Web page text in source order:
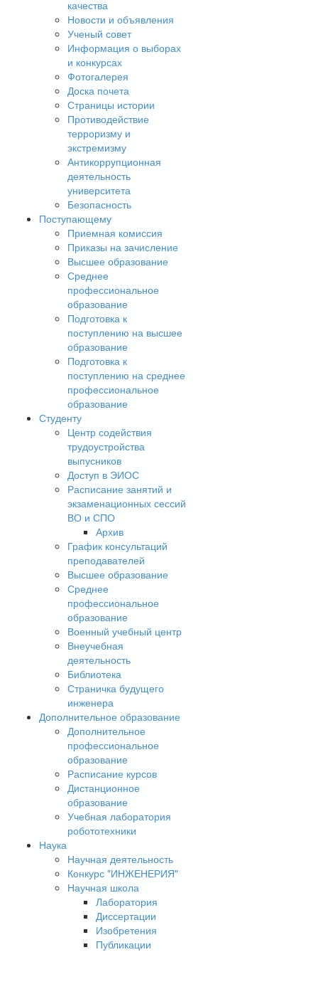
качества
Новости и объявления
Ученый совет
Информация о выборах
и конкурсах
Фотогалерея
Доска почета
Страницы истории
Противодействие
терроризму и
экстремизму
Антикоррупционная
деятельность
университета
Безопасность
Поступающему
Приемная комиссия
Приказы на зачисление
Высшее образование
Среднее
профессиональное
образование
Подготовка к
поступлению на высшее
образование
Подготовка к
поступлению на среднее
профессиональное
образование
Студенту
Центр содействия
трудоустройства
выпусников
Доступ в ЭИОС
Расписание занятий и
экзаменационных сессий
ВО и СПО
Архив
График консультаций
преподавателей
Высшее образование
Среднее
профессиональное
образование
Военный учебный центр
Внеучебная
деятельность
Библиотека
Страничка будущего
инженера
Дополнительное образование
Дополнительное
профессиональное
образование
Расписание курсов
Дистанционное
образование
Учебная лаборатория
робототехники
Наука
Научная деятельность
Конкурс "ИНЖЕНЕРИЯ"
Научная школа
Лаборатория
Диссертации
Изобретения
Публикации